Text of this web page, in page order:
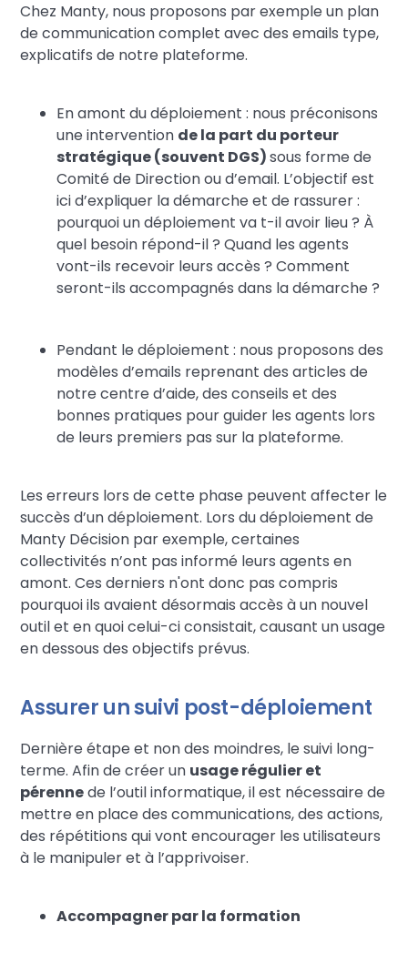
Chez Manty, nous proposons par exemple un plan
de communication complet avec des emails type,
explicatifs de notre plateforme.
En amont du déploiement : nous préconisons
une intervention de la part du porteur
stratégique (souvent DGS)sous forme de
Comité de Direction ou d’email. L’objectif est
ici d’expliquer la démarche et de rassurer :
pourquoi un déploiement va t-il avoir lieu ? À
quel besoin répond-il ? Quand les agents
vont-ils recevoir leurs accès ? Comment
seront-ils accompagnés dans la démarche ?
Pendant le déploiement : nous proposons des
modèles d’emails reprenant des articles de
notre centre d’aide, des conseils et des
bonnes pratiques pour guider les agents lors
de leurs premiers pas sur la plateforme.
Les erreurs lors de cette phase peuvent affecter le
succès d’un déploiement. Lors du déploiement de
Manty Décision par exemple, certaines
collectivités n’ont pas informé leurs agents en
amont. Ces derniers n'ont donc pas compris
pourquoi ils avaient désormais accès à un nouvel
outil et en quoi celui-ci consistait, causant un usage
en dessous des objectifs prévus.
Assurer un suivi post-déploiement
Dernière étape et non des moindres, le suivi long-
terme. Afin de créer un usage régulier et
pérennede l’outil informatique, il est nécessaire de
mettre en place des communications, des actions,
des répétitions qui vont encourager les utilisateurs
à le manipuler et à l’apprivoiser.
Accompagner par la formation